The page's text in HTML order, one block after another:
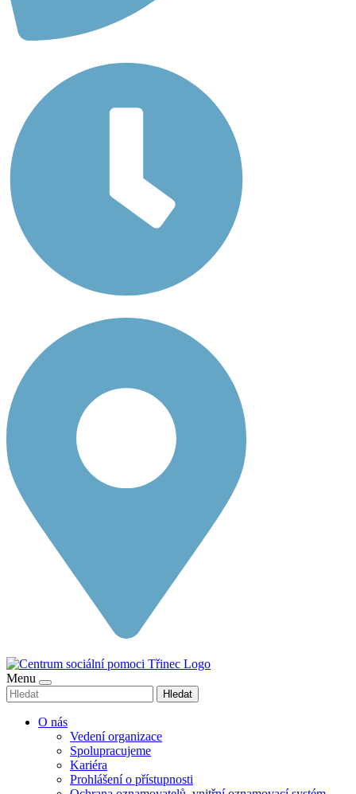
Menu
Hledat
O nás
Vedení organizace
Spolupracujeme
Kariéra
Prohlášení o přístupnosti